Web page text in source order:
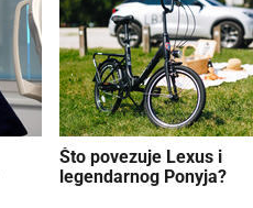
Što povezuje Lexus i
legendarnog Ponyja?